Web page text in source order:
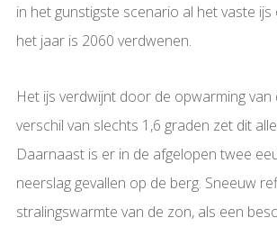
in het gunstigste scenario al het vaste
het jaar is 2060 verdwenen.
Het ijs verdwijnt door de opwarming van
verschil van slechts 1,6 graden zet dit
Daarnaast is er in de afgelopen twee
neerslag gevallen op de berg. Sneeuw
stralingswarmte van de zon, als een